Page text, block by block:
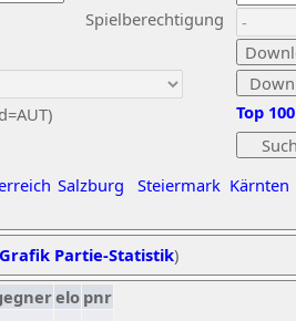
Spielberechtigung
Salzburg Steiermark Kärnten
Top 100
Grafik Partie-Statistik)
elo pnr